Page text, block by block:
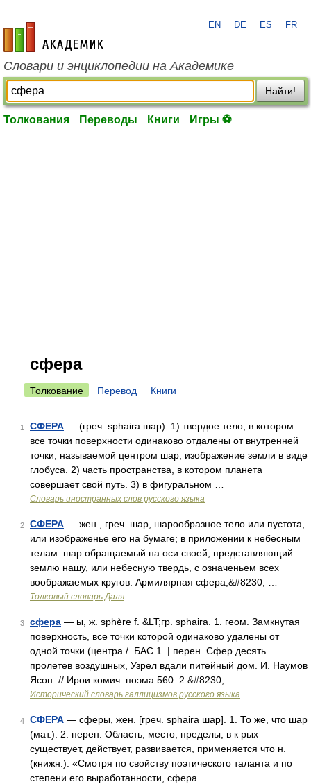
academic.ru
EN DE ES FR
Словари и энциклопедии на Академике
Найти!
Толкования Переводы Книги Игры ⚽
сфера
Толкование Перевод Книги
1 СФЕРА — (греч. sphaira шар). 1) твердое тело, в котором
все точки поверхности одинаково отдалены от внутренней
точки, называемой центром шар; изображение земли в виде
глобуса. 2) часть пространства, в котором планета
совершает свой путь. 3) в фигуральном …
Словарь иностранных слов русского языка
2 СФЕРА — жен., греч. шар, шарообразное тело или пустота,
или изображенье его на бумаге; в приложении к небесным
телам: шар обращаемый на оси своей, представляющий
землю нашу, или небесную твердь, с означеньем всех
воображаемых кругов. Армилярная сфера,&#8230; …
Толковый словарь Даля
3 сфера — ы, ж. sphère f. &LT;гр. sphaira. 1. геом. Замкнутая
поверхность, все точки которой одинаково удалены от
одной точки (центра /. БАС 1. | перен. Сфер десять
пролетев воздушных, Узрел вдали питейный дом. И. Наумов
Ясон. // Ирои комич. поэма 560. 2.&#8230; …
Исторический словарь галлицизмов русского языка
4 СФЕРА — сферы, жен. [греч. sphaira шар]. 1. То же, что шар
(мат.). 2. перен. Область, место, пределы, в к рых
существует, действует, развивается, применяется что н.
(книжн.). «Смотря по свойству поэтического таланта и по
степени его выработанности, сфера …